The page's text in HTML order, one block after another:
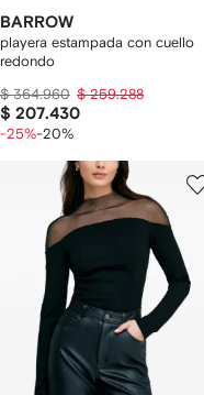
BARROW
playera estampada con cuello
redondo
$ 364.960 $ 259.288
$ 207.430
-25%-20%